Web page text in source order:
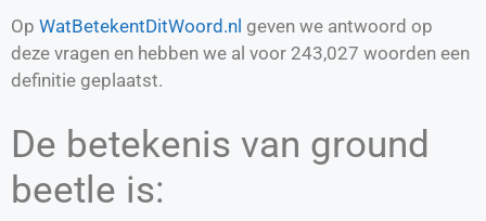
Op WatBetekentDitWoord.nl geven we antwoord op
deze vragen en hebben we al voor 243,027 woorden een
definitie geplaatst.
De betekenis van ground
beetle is: